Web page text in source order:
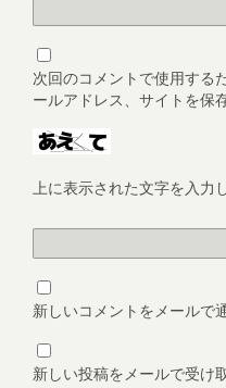
次回のコメントで使用する
ールアドレス、サイトを保
上に表示された文字を入力
新しいコメントをメールで
新しい投稿をメールで受け